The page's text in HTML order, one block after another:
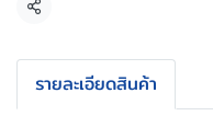
แชร์
รายละเอียดสินค้า